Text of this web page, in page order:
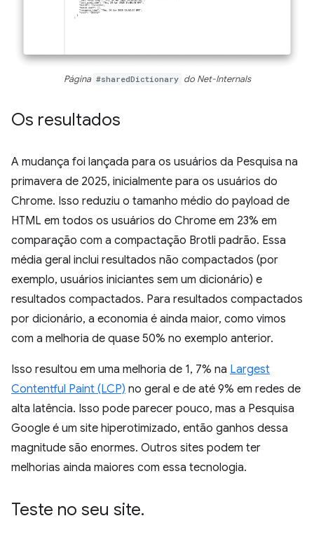
Página #sharedDictionary do Net-Internals
Os resultados
A mudança foi lançada para os usuários da Pesquisa na
primavera de 2025, inicialmente para os usuários do
Chrome. Isso reduziu o tamanho médio do payload de
HTML em todos os usuários do Chrome em 23% em
comparação com a compactação Brotli padrão. Essa
média geral inclui resultados não compactados (por
exemplo, usuários iniciantes sem um dicionário) e
resultados compactados. Para resultados compactados
por dicionário, a economia é ainda maior, como vimos
com a melhoria de quase 50% no exemplo anterior.
Isso resultou em uma melhoria de 1, 7% na Largest
Contentful Paint (LCP) no geral e de até 9% em redes de
alta latência. Isso pode parecer pouco, mas a Pesquisa
Google é um site hiperotimizado, então ganhos dessa
magnitude são enormes. Outros sites podem ter
melhorias ainda maiores com essa tecnologia.
Teste no seu site.